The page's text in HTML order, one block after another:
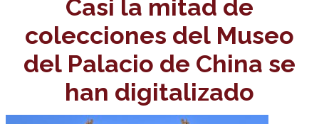
Casi la mitad de
colecciones del Museo
del Palacio de China se
han digitalizado